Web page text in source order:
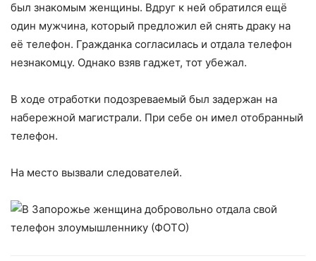
был знакомым женщины. Вдруг к ней обратился ещё
один мужчина, который предложил ей снять драку на
её телефон. Гражданка согласилась и отдала телефон
незнакомцу. Однако взяв гаджет, тот убежал.
В ходе отработки подозреваемый был задержан на
набережной магистрали. При себе он имел отобранный
телефон.
На место вызвали следователей.